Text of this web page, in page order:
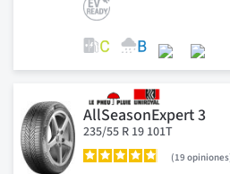
AllSeasonExpert 3
235/55 R 19 101T
19 opiniones